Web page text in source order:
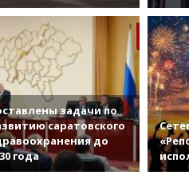
задачи по
саратовского
до
года